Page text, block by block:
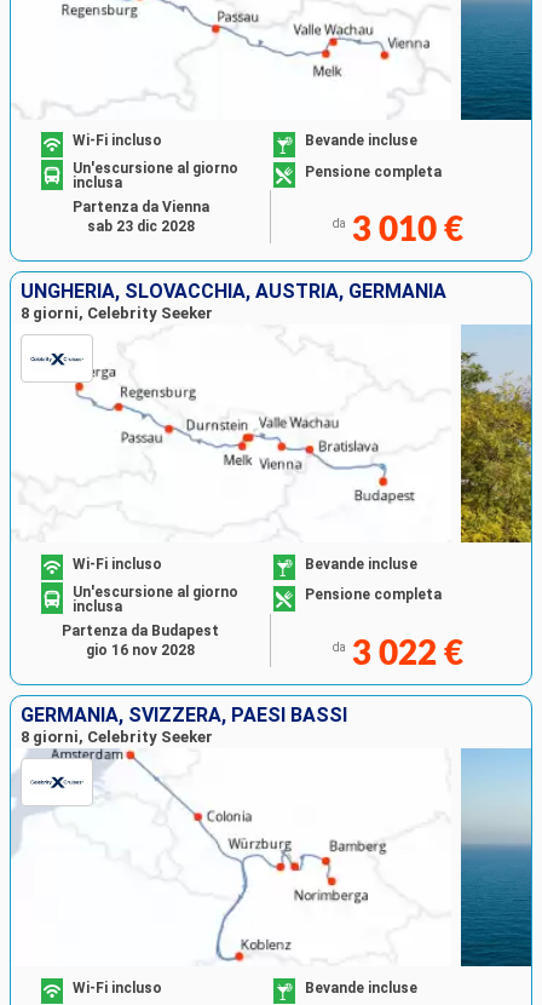
Wi-Fi incluso
Bevande incluse
Un'escursione al giorno
inclusa
Pensione completa
da 3 010 €
Partenza da Vienna
sab 23 dic 2028
UNGHERIA, SLOVACCHIA, AUSTRIA, GERMANIA
8 giorni, Celebrity Seeker
Wi-Fi incluso
Bevande incluse
Un'escursione al giorno
inclusa
Pensione completa
da 3 022 €
Partenza da Budapest
gio 16 nov 2028
GERMANIA, SVIZZERA, PAESI BASSI
8 giorni, Celebrity Seeker
Wi-Fi incluso
Bevande incluse